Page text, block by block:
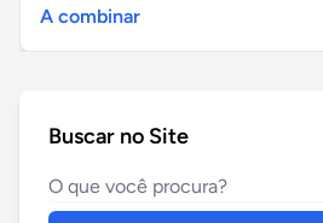
A combinar
Buscar no Site